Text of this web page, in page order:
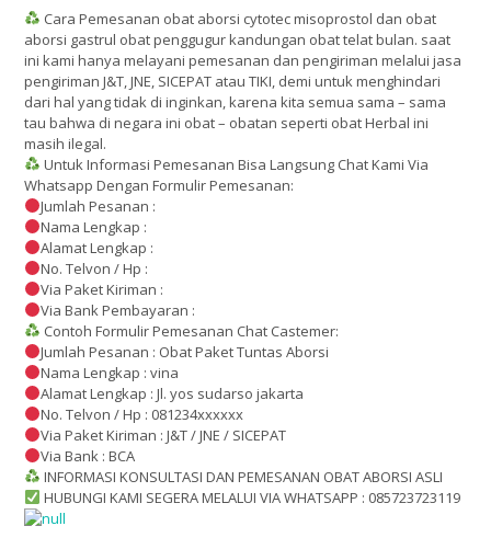
Cara Pemesanan obat aborsi cytotec misoprostol dan obat
aborsi gastrul obat penggugur kandungan obat telat bulan. saat
ini kami hanya melayani pemesanan dan pengiriman melalui jasa
pengiriman J&T, JNE, SICEPAT atau TIKI, demi untuk menghindari
dari hal yang tidak di inginkan, karena kita semua sama – sama
tau bahwa di negara ini obat – obatan seperti obat Herbal ini
masih ilegal.
Untuk Informasi Pemesanan Bisa Langsung Chat Kami Via
Whatsapp Dengan Formulir Pemesanan:
Jumlah Pesanan :
Nama Lengkap :
Alamat Lengkap :
No. Telvon / Hp :
Via Paket Kiriman :
Via Bank Pembayaran :
Contoh Formulir Pemesanan Chat Castemer:
Jumlah Pesanan : Obat Paket Tuntas Aborsi
Nama Lengkap : vina
Alamat Lengkap : Jl. yos sudarso jakarta
No. Telvon / Hp : 081234xxxxxx
Via Paket Kiriman : J&T / JNE / SICEPAT
Via Bank : BCA
INFORMASI KONSULTASI DAN PEMESANAN OBAT ABORSI ASLI
HUBUNGI KAMI SEGERA MELALUI VIA WHATSAPP : 085723723119